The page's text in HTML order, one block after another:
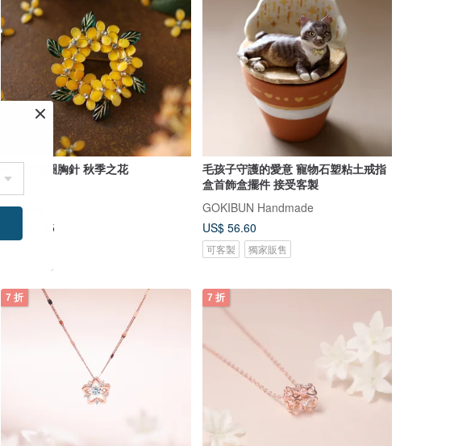
金木犀花圈胸針 秋季之花
竹輪手作
US$ 47.95
毛孩子守護的愛意 寵物石塑粘土戒指
盒首飾盒擺件 接受客製
GOKIBUN Handmade
US$ 56.60
可客製 獨家販售
7 折 7 折